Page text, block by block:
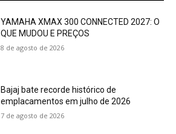
YAMAHA XMAX 300 CONNECTED 2027: O
QUE MUDOU E PREÇOS
8 de agosto de 2026
Bajaj bate recorde histórico de
emplacamentos em julho de 2026
7 de agosto de 2026